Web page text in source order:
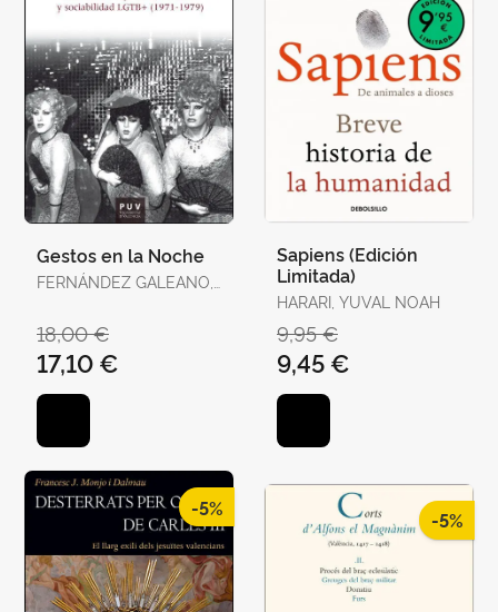
Gestos en la Noche
FERNÁNDEZ GALEANO,
18,00 €
17,10 €
Sapiens (Edición
Limitada)
HARARI, YUVAL NOAH
9,95 €
9,45 €
-5%
-5%